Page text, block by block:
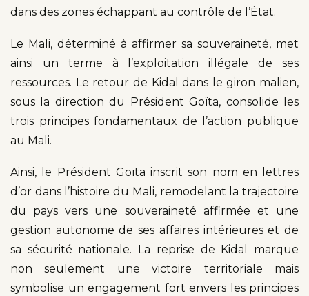
dans des zones échappant au contrôle de l’État.
Le Mali, déterminé à affirmer sa souveraineté, met
ainsi un terme à l’exploitation illégale de ses
ressources. Le retour de Kidal dans le giron malien,
sous la direction du Président Goïta, consolide les
trois principes fondamentaux de l’action publique
au Mali.
Ainsi, le Président Goïta inscrit son nom en lettres
d’or dans l’histoire du Mali, remodelant la trajectoire
du pays vers une souveraineté affirmée et une
gestion autonome de ses affaires intérieures et de
sa sécurité nationale. La reprise de Kidal marque
non seulement une victoire territoriale mais
symbolise un engagement fort envers les principes